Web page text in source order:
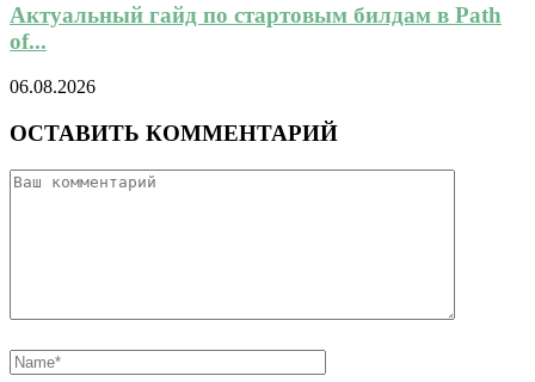
Актуальный гайд по стартовым билдам в Path
of...
06.08.2026
ОСТАВИТЬ КОММЕНТАРИЙ